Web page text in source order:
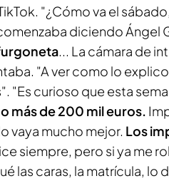
"¿Cómo va el
diciendo Ángel
... La cámara de
"A ver como lo
"Es curioso que esta
más de 200 mil euros.
vaya mucho mejor. Los
siempre, pero si ya me
las caras, la matrícula, lo